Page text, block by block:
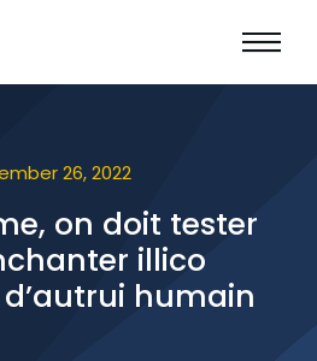
26, 2022
on doit tester
illico
humain